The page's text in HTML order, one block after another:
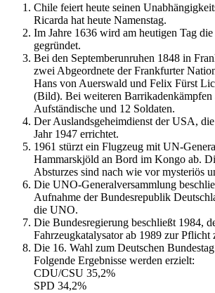
Chile feiert heute seinen
Ricarda hat heute Namenstag.
Im Jahre 1636 wird am heutigen Tag
gegründet.
Bei den Septemberunruhen 1848 in
zwei Abgeordnete der Frankfurter
Hans von Auerswald und Felix Fürst
(Bild). Bei weiteren Barrikadenkämpfen
Aufständische und 12 Soldaten.
Der Auslandsgeheimdienst der USA,
Jahr 1947 errichtet.
1961 stürzt ein Flugzeug mit UN-
Hammarskjöld an Bord im Kongo ab.
Absturzes sind nach wie vor mysteriös
Die UNO-Generalversammlung
Aufnahme der Bundesrepublik
die UNO.
Die Bundesregierung beschließt 1984,
Fahrzeugkatalysator ab 1989 zur Pflicht
Die 16. Wahl zum Deutschen
Folgende Ergebnisse werden erzielt:
CDU/CSU 35,2%
SPD 34,2%